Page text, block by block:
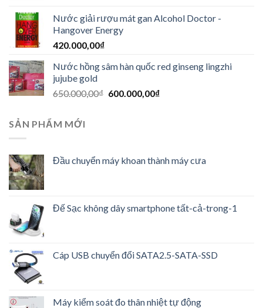
Nước giải rượu mát gan Alcohol Doctor -
Hangover Energy
420.000,00₫
Nước hồng sâm hàn quốc red ginseng lingzhi
jujube gold
650.000,00₫ 600.000,00₫
SẢN PHẨM MỚI
Đầu chuyển máy khoan thành máy cưa
Đế Sạc không dây smartphone tất-cả-trong-1
Cáp USB chuyển đổi SATA2.5-SATA-SSD
Máy kiểm soát đo thân nhiệt tự động